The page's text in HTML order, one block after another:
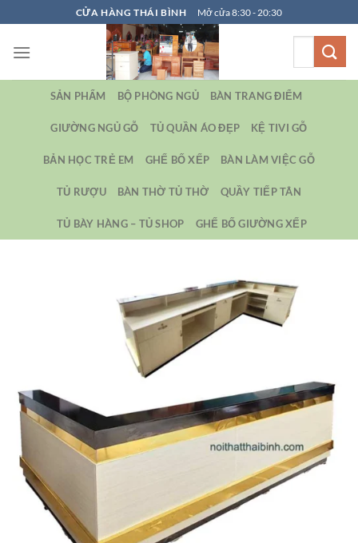
qua
nội
CỬA HÀNG THÁI BÌNH Mở cửa 8:30 - 20:30
SẢN PHẨM BỘ PHÒNG NGỦ BÀN TRANG ĐIỂM
GIƯỜNG NGỦ GỖ TỦ QUẦN ÁO ĐẸP KỆ TIVI GỖ
BẢN HỌC TRẺ EM GHẾ BỐ XẾP BÀN LÀM VIỆC GỖ
TỦ RƯỢU BÀN THỜ TỦ THỜ QUẦY TIẾP TÂN
TỦ BÀY HÀNG – TỦ SHOP GHẾ BỐ GIƯỜNG XẾP